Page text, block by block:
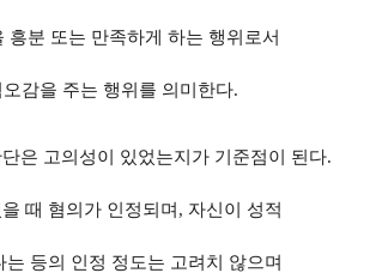
흥분 또는 만족하게 하는 행위로서
감을 주는 행위를 의미한다.
은 고의성이 있었는지가 기준점이 된다.
때 혐의가 인정되며, 자신이 성적
는 등의 인정 정도는 고려치 않으며